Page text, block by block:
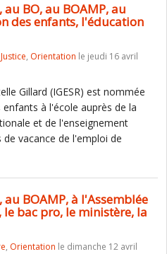
BO, au BOAMP, au
des enfants, l'éducation
Justice, Orientation le jeudi 16 avril
Gillard (IGESR) est nommée
à l'école auprès de la
et de l'enseignement
de vacance de l'emploi de
BOAMP, à l'Assemblée
le bac pro, le ministère, la
, Orientation le dimanche 12 avril